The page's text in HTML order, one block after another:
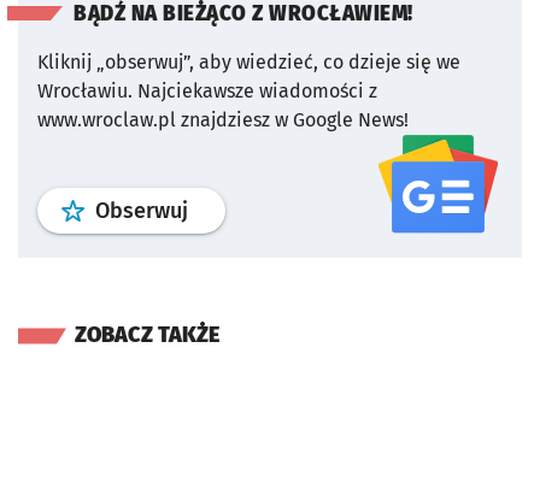
BĄDŹ NA BIEŻĄCO Z WROCŁAWIEM!
Kliknij „obserwuj”, aby wiedzieć, co dzieje się we
Wrocławiu. Najciekawsze wiadomości z
www.wroclaw.pl znajdziesz w Google News!
Obserwuj profil serwisu
ZOBACZ TAKŻE